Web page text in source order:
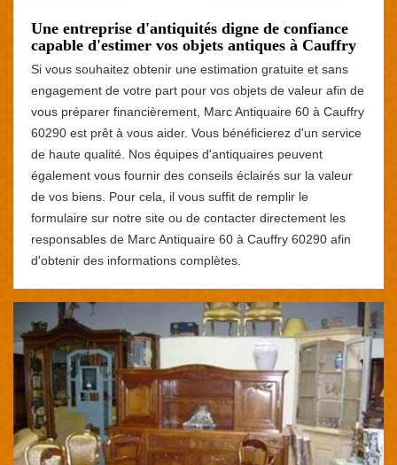
Une entreprise d'antiquités digne de confiance
capable d'estimer vos objets antiques à Cauffry
Si vous souhaitez obtenir une estimation gratuite et sans
engagement de votre part pour vos objets de valeur afin de
vous préparer financièrement, Marc Antiquaire 60 à Cauffry
60290 est prêt à vous aider. Vous bénéficierez d'un service
de haute qualité. Nos équipes d'antiquaires peuvent
également vous fournir des conseils éclairés sur la valeur
de vos biens. Pour cela, il vous suffit de remplir le
formulaire sur notre site ou de contacter directement les
responsables de Marc Antiquaire 60 à Cauffry 60290 afin
d'obtenir des informations complètes.